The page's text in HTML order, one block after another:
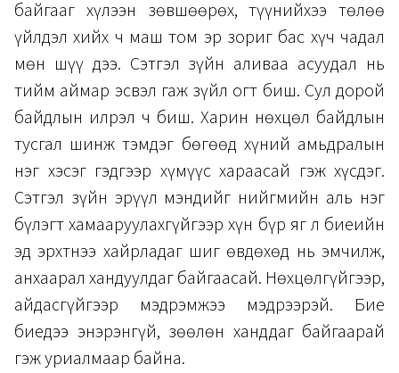
байгааг хүлээн зөвшөөрөх, түүнийхээ төлөө
үйлдэл хийх ч маш том эр зориг бас хүч чадал
мөн шүү дээ. Сэтгэл зүйн аливаа асуудал нь
тийм аймар эсвэл гаж зүйл огт биш. Сул дорой
байдлын илрэл ч биш. Харин нөхцөл байдлын
тусгал шинж тэмдэг бөгөөд хүний амьдралын
нэг хэсэг гэдгээр хүмүүс хараасай гэж хүсдэг.
Сэтгэл зүйн эрүүл мэндийг нийгмийн аль нэг
бүлэгт хамааруулахгүйгээр хүн бүр яг л биеийн
эд эрхтнээ хайрладаг шиг өвдөхөд нь эмчилж,
анхаарал хандуулдаг байгаасай. Нөхцөлгүйгээр,
айдасгүйгээр мэдрэмжээ мэдрээрэй. Бие
биедээ энэрэнгүй, зөөлөн ханддаг байгаарай
гэж уриалмаар байна.